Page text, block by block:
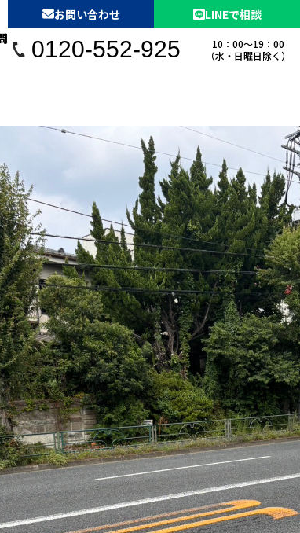
取
お問い合わせ LINEで相談
0120-552-925
10：00〜19：00
（水・日曜日除く）